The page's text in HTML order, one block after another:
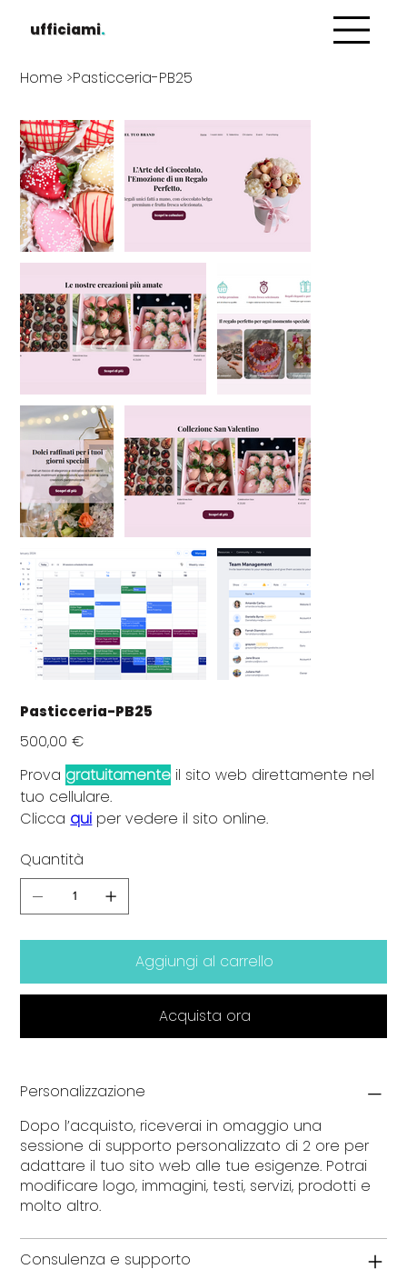
ufficiami.
Home >Pasticceria-PB25
Pasticceria-PB25
Prezzo
500,00 €
Prova gratuitamente il sito web direttamente nel
tuo cellulare.
Clicca qui per vedere il sito online.
Quantità
Aggiungi al carrello
Acquista ora
Personalizzazione
Dopo l’acquisto, riceverai in omaggio una
sessione di supporto personalizzato di 2 ore per
adattare il tuo sito web alle tue esigenze. Potrai
modificare logo, immagini, testi, servizi, prodotti e
molto altro.
Consulenza e supporto